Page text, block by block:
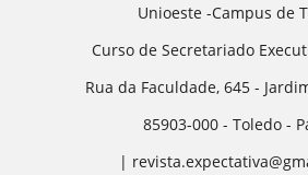
Unioeste -Campus de
Curso de Secretariado
Rua da Faculdade, 645 -
85903-000 - Toledo -
|